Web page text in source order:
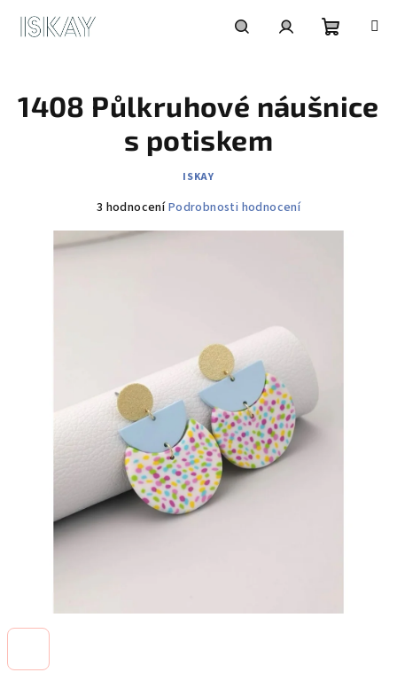
košík
1408 Půlkruhové náušnice
s potiskem
ISKAY
Průměrné
produktu
3 hodnoceníPodrobnosti hodnocení